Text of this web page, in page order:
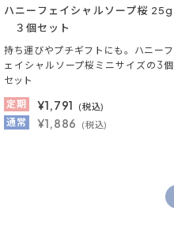
ハニーフェイシャルソープ桜 25g
３個セット
持ち運びやプチギフトにも。ハニーフ
ェイシャルソープ桜ミニサイズの3個
セット
定期
¥1,791 (税込)
通常 ¥1,886 (税込)